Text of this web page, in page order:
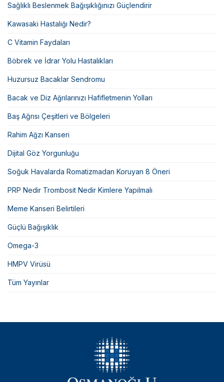
Sağlıklı Beslenmek Bağışıklığınızı Güçlendirir
Kawasaki Hastalığı Nedir?
C Vitamin Faydaları
Böbrek ve İdrar Yolu Hastalıkları
Huzursuz Bacaklar Sendromu
Bacak ve Diz Ağrılarınızı Hafifletmenin Yolları
Baş Ağrısı Çeşitleri ve Bölgeleri
Rahim Ağzı Kanseri
Dijital Göz Yorgunluğu
Soğuk Havalarda Romatizmadan Koruyan 8 Öneri
PRP Nedir Trombosit Nedir Kimlere Yapılmalı
Meme Kanseri Belirtileri
Güçlü Bağışıklık
Omega-3
HMPV Virüsü
Tüm Yayınlar